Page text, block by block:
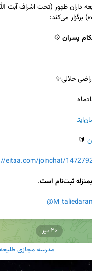
پسران
eitaa.com/joinchat/
ثبت‌نام است
@M_taliedaran
مدرسه مجازی
۲۰ تیر